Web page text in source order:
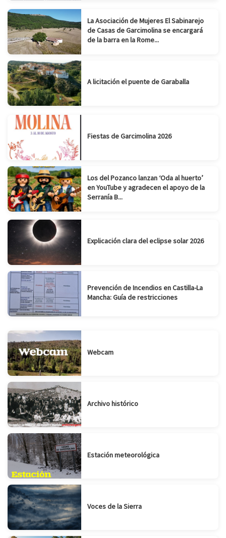
La Asociación de Mujeres El Sabinarejo
de Casas de Garcimolina se encargará
de la barra en la Rome...
A licitación el puente de Garaballa
Fiestas de Garcimolina 2026
Los del Pozanco lanzan ‘Oda al huerto’
en YouTube y agradecen el apoyo de la
Serranía B...
Explicación clara del eclipse solar 2026
Prevención de Incendios en Castilla-La
Mancha: Guía de restricciones
Webcam
Archivo histórico
Estación meteorológica
Voces de la Sierra